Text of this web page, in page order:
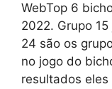
WebTop 6
2022. Grupo
24 são os
no jogo do
resultados eles